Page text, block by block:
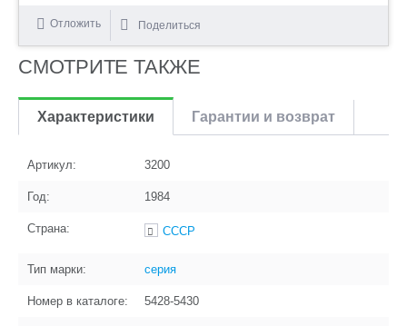
Отложить Поделиться
СМОТРИТЕ ТАКЖЕ
Характеристики Гарантии и возврат
Артикул: 3200
Год: 1984
Страна: СССР
Тип марки: серия
Номер в каталоге: 5428-5430